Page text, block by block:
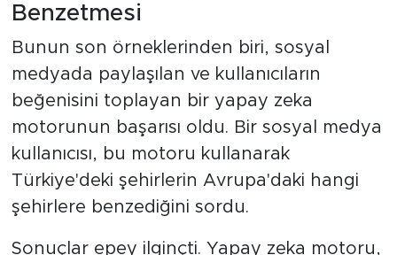
Benzetmesi
Bunun son örneklerinden biri, sosyal
medyada paylaşılan ve kullanıcıların
beğenisini toplayan bir yapay zeka
motorunun başarısı oldu. Bir sosyal medya
kullanıcısı, bu motoru kullanarak
Türkiye'deki şehirlerin Avrupa'daki hangi
şehirlere benzediğini sordu.
Sonuçlar epey ilginçti. Yapay zeka motoru,